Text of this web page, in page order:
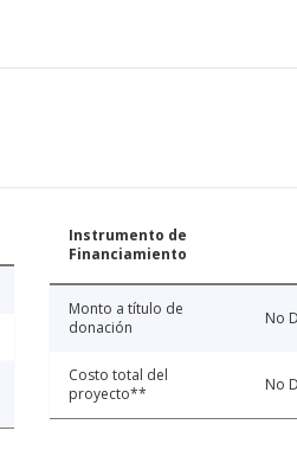
Instrumento de
Financiamiento
Monto a título de
donación
No
Costo total del
proyecto**
No